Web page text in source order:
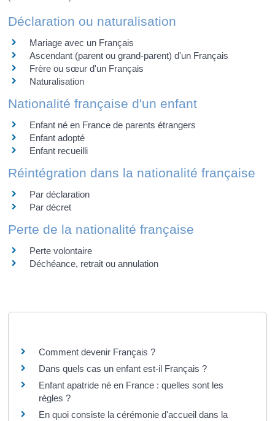
Déclaration ou naturalisation
Mariage avec un Français
Ascendant (parent ou grand-parent) d'un Français
Frère ou sœur d'un Français
Naturalisation
Nationalité française d'un enfant
Enfant né en France de parents étrangers
Enfant adopté
Enfant recueilli
Réintégration dans la nationalité française
Par déclaration
Par décret
Perte de la nationalité française
Perte volontaire
Déchéance, retrait ou annulation
Comment devenir Français ?
Dans quels cas un enfant est-il Français ?
Enfant apatride né en France : quelles sont les
règles ?
En quoi consiste la cérémonie d'accueil dans la